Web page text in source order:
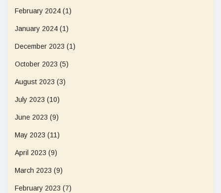
February 2024 (1)
January 2024 (1)
December 2023 (1)
October 2023 (5)
August 2023 (3)
July 2023 (10)
June 2023 (9)
May 2023 (11)
April 2023 (9)
March 2023 (9)
February 2023 (7)